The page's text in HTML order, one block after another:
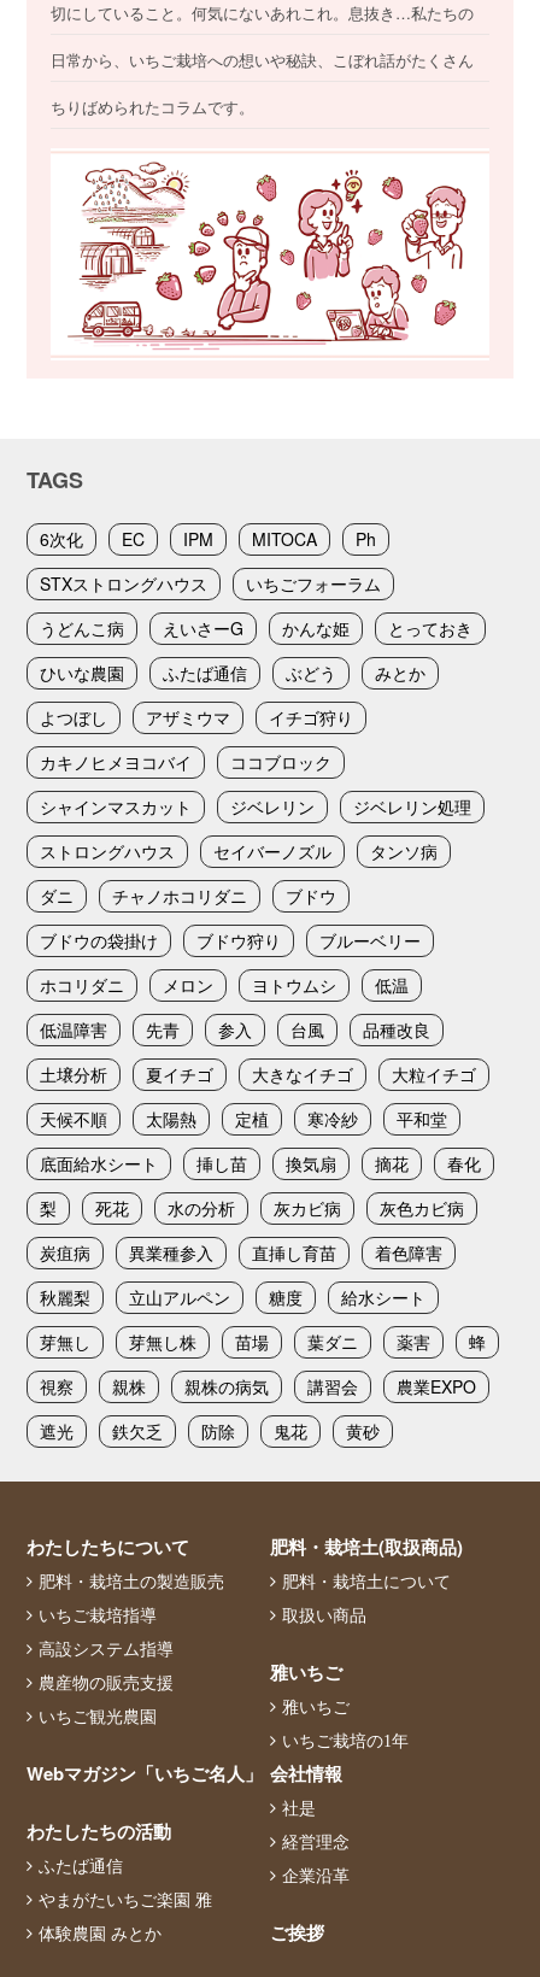
切にしていること。何気にないあれこれ。息抜き…私たちの
日常から、いちご栽培への想いや秘訣、こぼれ話がたくさん
ちりばめられたコラムです。
TAGS
6次化 EC IPM MITOCA
Ph
STXストロングハウス
いちごフォーラム
うどんこ病
えいさーG かんな姫
とっておき
ひいな農園
ふたば通信 ぶどう
みとか
よつぼし
アザミウマ
イチゴ狩り
カキノヒメヨコバイ
ココブロック
シャインマスカット
ジベレリン
ジベレリン処理
ストロングハウス
セイバーノズル
タンソ病
ダニ
チャノホコリダニ
ブドウ
ブドウの袋掛け
ブドウ狩り
ブルーベリー
ホコリダニ
メロン ヨトウムシ
低温
低温障害
先青 参入 台風
品種改良
土壌分析
夏イチゴ 大きなイチゴ
大粒イチゴ
天候不順
太陽熱 定植 寒冷紗
平和堂
底面給水シート
挿し苗 換気扇 摘花
春化
梨
死花 水の分析 灰カビ病
灰色カビ病
炭疽病
異業種参入 直挿し育苗
着色障害
秋麗梨
立山アルペン 糖度
給水シート
芽無し
芽無し株 苗場 葉ダニ 薬害
蜂
視察
親株 親株の病気 講習会
農業EXPO
遮光
鉄欠乏 防除 鬼花 黄砂
わたしたちについて
肥料・栽培土の製造販売
いちご栽培指導
高設システム指導
農産物の販売支援
いちご観光農園
肥料・栽培土(取扱商品)
肥料・栽培土について
取扱い商品
雅いちご
雅いちご
いちご栽培の1年
Webマガジン「いちご名人」
わたしたちの活動
ふたば通信
やまがたいちご楽園 雅
体験農園 みとか
会社情報
社是
経営理念
企業沿革
ご挨拶